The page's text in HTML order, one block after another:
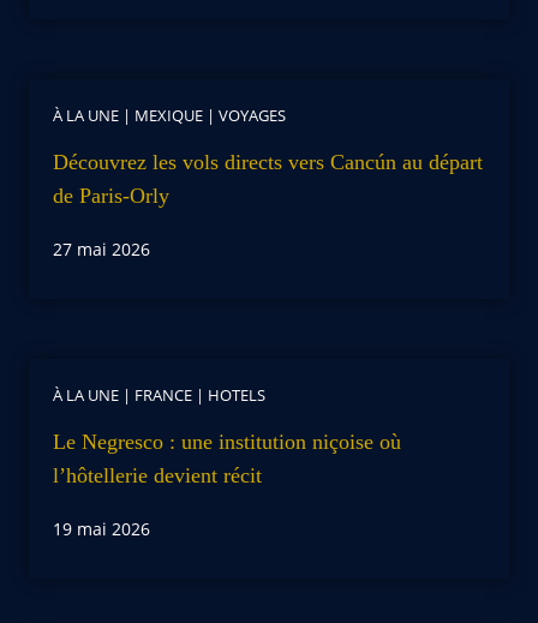
À LA UNE | MEXIQUE | VOYAGES
Découvrez les vols directs vers Cancún au départ
de Paris-Orly
27 mai 2026
À LA UNE | FRANCE | HOTELS
Le Negresco : une institution niçoise où
l’hôtellerie devient récit
19 mai 2026